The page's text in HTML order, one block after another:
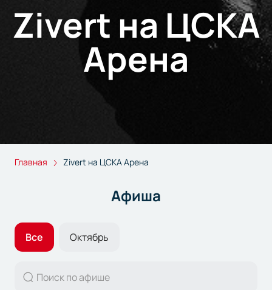
Zivert на ЦСКА
Арена
Главная Zivert на ЦСКА Арена
Афиша
Все Октябрь